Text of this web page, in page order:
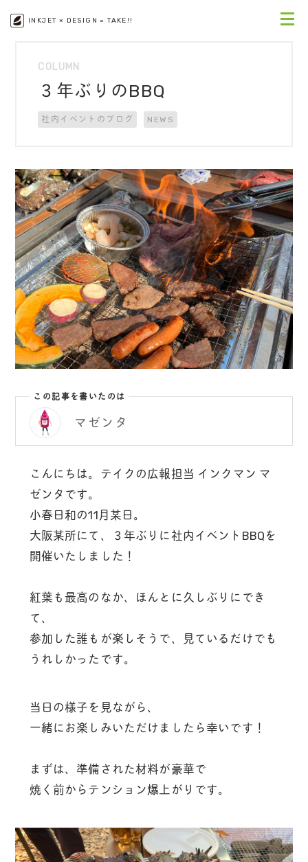
INKJET × DESIGN = TAKE!!
COLUMN
３年ぶりのBBQ
社内イベントのブログ NEWS
この記事を書いたのは
マゼンタ
こんにちは。テイクの広報担当 インクマン マ
ゼンタです。
小春日和の11月某日。
大阪某所にて、３年ぶりに社内イベントBBQを
開催いたしました！
紅葉も最高のなか、ほんとに久しぶりにでき
て、
参加した誰もが楽しそうで、見ているだけでも
うれしかったです。
当日の様子を見ながら、
一緒にお楽しみいただけましたら幸いです！
まずは、準備された材料が豪華で
焼く前からテンション爆上がりです。